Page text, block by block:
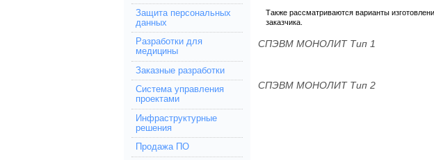
Защита персональных
данных
Разработки для
медицины
Заказные разработки
Система управления
проектами
Инфраструктурные
решения
Продажа ПО
Также рассматриваются варианты
заказчика.
СПЭВМ МОНОЛИТ Тип 1
СПЭВМ МОНОЛИТ Тип 2